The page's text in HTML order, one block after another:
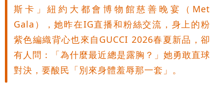
斯卡」紐約大都會博物館慈善晚宴（Met
Gala），她昨在IG直播和粉絲交流，身上的粉
紫色編織背心也來自GUCCI 2026春夏新品，卻
有人問：「為什麼最近總是露胸？」她勇敢直球
對決，要酸民「別來身體羞辱那一套」。